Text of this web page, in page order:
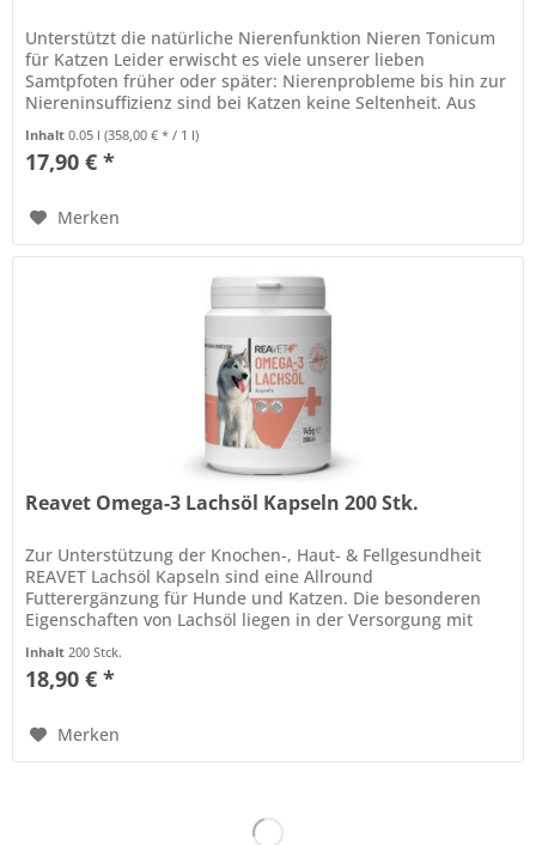
Unterstützt die natürliche Nierenfunktion Nieren Tonicum
für Katzen Leider erwischt es viele unserer lieben
Samtpfoten früher oder später: Nierenprobleme bis hin zur
Niereninsuffizienz sind bei Katzen keine Seltenheit. Aus
Inhalt0.05 l(358,00 € * / 1 l)
17,90 € *
Merken
Reavet Omega-3 Lachsöl Kapseln 200 Stk.
Zur Unterstützung der Knochen-, Haut- & Fellgesundheit
REAVET Lachsöl Kapseln sind eine Allround
Futterergänzung für Hunde und Katzen. Die besonderen
Eigenschaften von Lachsöl liegen in der Versorgung mit
Inhalt200 Stck.
18,90 € *
Merken